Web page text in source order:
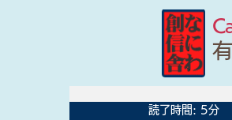
読了時間: 5分